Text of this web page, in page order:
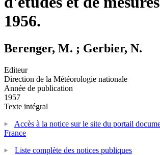
1956.
Berenger, M. ; Gerbier, N.
Editeur
Direction de la Météorologie nationale
Année de publication
1957
Texte intégral
Accès à la notice sur le site du portail
France
Liste complète des notices publiques